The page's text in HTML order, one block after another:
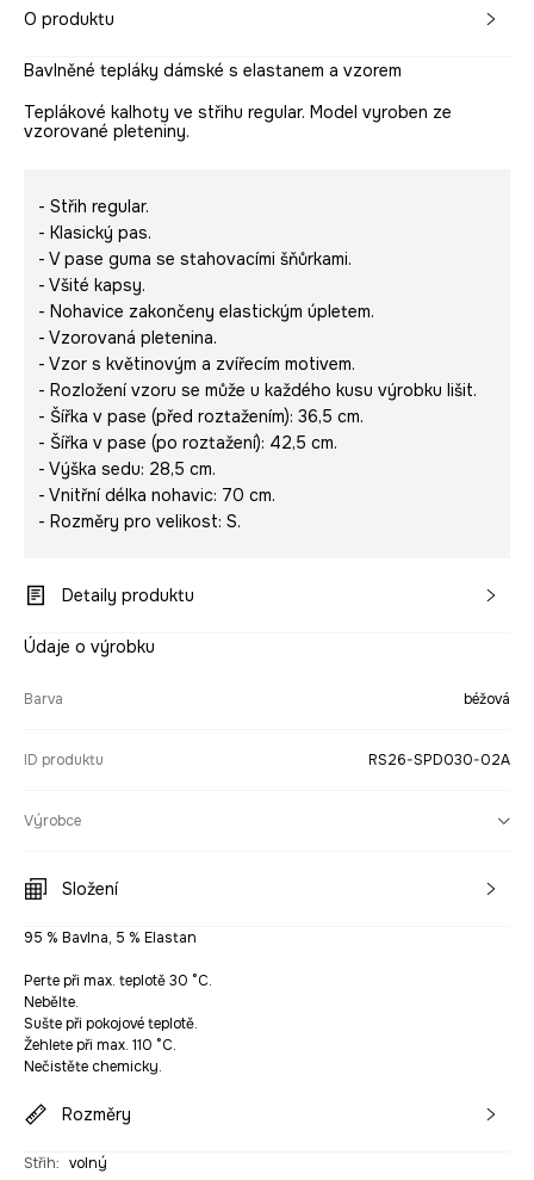
O produktu
Bavlněné tepláky dámské s elastanem a vzorem
Teplákové kalhoty ve střihu regular. Model vyroben ze
vzorované pleteniny.
- Střih regular.
- Klasický pas.
- V pase guma se stahovacími šňůrkami.
- Všité kapsy.
- Nohavice zakončeny elastickým úpletem.
- Vzorovaná pletenina.
- Vzor s květinovým a zvířecím motivem.
- Rozložení vzoru se může u každého kusu výrobku lišit.
- Šířka v pase (před roztažením): 36,5 cm.
- Šířka v pase (po roztažení): 42,5 cm.
- Výška sedu: 28,5 cm.
- Vnitřní délka nohavic: 70 cm.
- Rozměry pro velikost: S.
Detaily produktu
Údaje o výrobku
Barva béžová
ID produktu RS26-SPD030-02A
Výrobce
Složení
95 % Bavlna, 5 % Elastan
Perte při max. teplotě 30 °C.
Nebělte.
Sušte při pokojové teplotě.
Žehlete při max. 110 °C.
Nečistěte chemicky.
Rozměry
Střih: volný